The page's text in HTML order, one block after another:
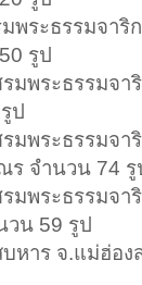
พระธรรมจาริ
รูป
มพระธรรมจา
ป
มพระธรรมจา
ร จำนวน 74 รู
มพระธรรมจ
วน 59 รูป
หาร จ.แม่ฮ่อ